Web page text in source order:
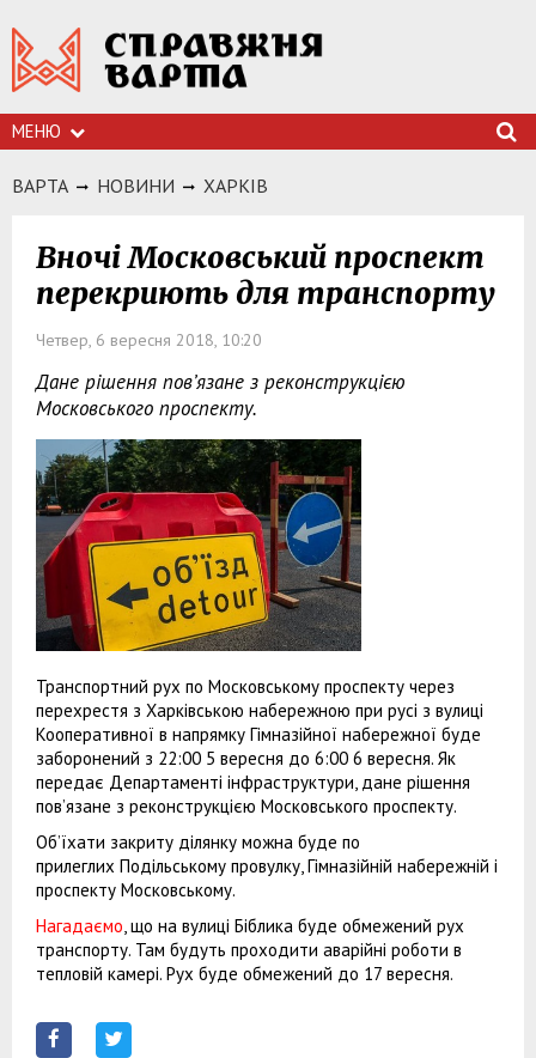
МЕНЮ
ВАРТА НОВИНИ ХАРКIВ
Вночі Московський проспект
перекриють для транспорту
Четвер, 6 вересня 2018, 10:20
Дане рішення пов’язане з реконструкцією
Московського проспекту.
Транспортний рух по Московському проспекту через
перехрестя з Харківською набережною при русі з вулиці
Кооперативної в напрямку Гімназійної набережної буде
заборонений з 22:00 5 вересня до 6:00 6 вересня. Як
передає Департаменті інфраструктури, дане рішення
пов’язане з реконструкцією Московського проспекту.
Об’їхати закриту ділянку можна буде по
прилеглих Подільському провулку, Гімназійній набережній і
проспекту Московському.
Нагадаємо , що на вулиці Біблика буде обмежений рух
транспорту. Там будуть проходити аварійні роботи в
тепловій камері. Рух буде обмежений до 17 вересня.